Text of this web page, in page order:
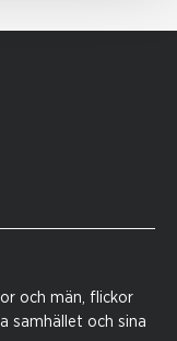
och män, flickor
samhället och sina